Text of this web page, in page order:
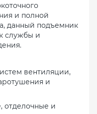
и полной
данный подъемник
службы и
вентиляции,
и
отделочные и